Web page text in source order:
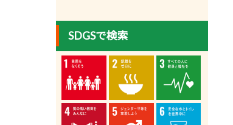
SDGSで検索